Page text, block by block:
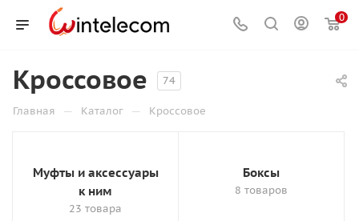
0
Кроссовое 74
Главная — Каталог — Кроссовое
Муфты и аксессуары
к ним
23 товара
Боксы
8 товаров